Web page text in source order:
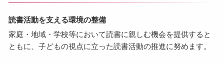
読書活動を支える環境の整備
家庭・地域・学校等において読書に親しむ機会を提供すると
ともに、子どもの視点に立った読書活動の推進に努めます。